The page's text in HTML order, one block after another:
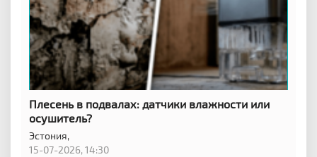
Плесень в подвалах: датчики влажности или
осушитель?
Эстония,
15-07-2026, 14:30